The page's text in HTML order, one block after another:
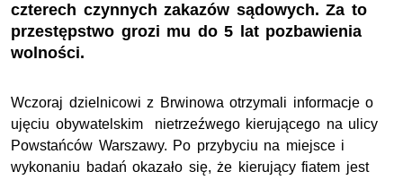
czterech czynnych zakazów sądowych. Za to
przestępstwo grozi mu do 5 lat pozbawienia
wolności.
Wczoraj dzielnicowi z Brwinowa otrzymali informacje o
ujęciu obywatelskim nietrzeźwego kierującego na ulicy
Powstańców Warszawy. Po przybyciu na miejsce i
wykonaniu badań okazało się, że kierujący fiatem jest